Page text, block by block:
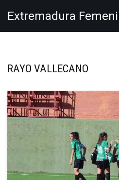
Extremadura
RAYO VALLECANO